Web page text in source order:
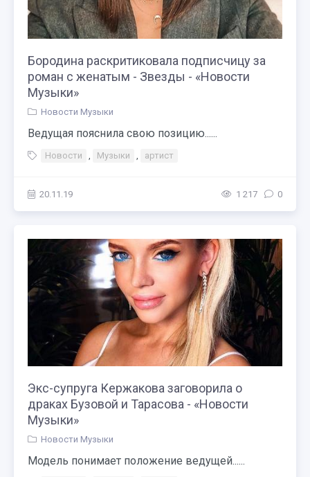
Бородина раскритиковала подписчицу за
роман с женатым - Звезды - «Новости
Музыки»
Новости Музыки
Ведущая пояснила свою позицию......
Новости , Музыки , артист
20.11.19 1 217 0
Экс-супруга Кержакова заговорила о
драках Бузовой и Тарасова - «Новости
Музыки»
Новости Музыки
Модель понимает положение ведущей......